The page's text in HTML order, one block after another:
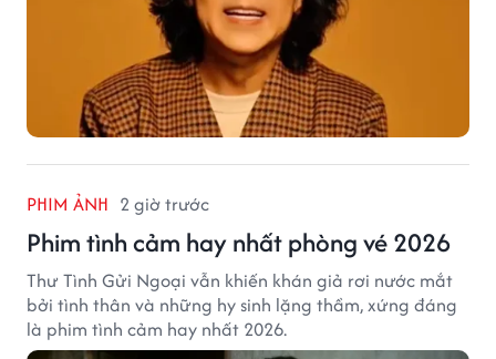
PHIM ẢNH 2 giờ trước
Phim tình cảm hay nhất phòng vé 2026
Thư Tình Gửi Ngoại vẫn khiến khán giả rơi nước mắt
bởi tình thân và những hy sinh lặng thầm, xứng đáng
là phim tình cảm hay nhất 2026.